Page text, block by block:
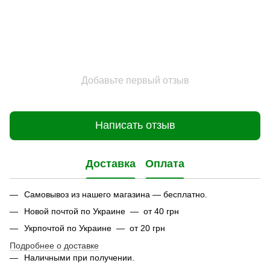
Добавьте первый отзыв
Написать отзыв
Доставка Оплата
Самовывоз из нашего магазина — бесплатно.
Новой почтой по Украине — от 40 грн
Укрпочтой по Украине — от 20 грн
Подробнее о доставке
Наличными при получении.